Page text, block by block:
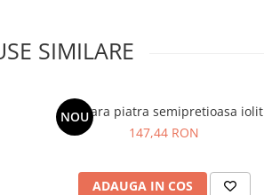
SIMILARE
NOU
Bratara piatra semipretioasa iolit
147,44 RON
ADAUGA IN COS